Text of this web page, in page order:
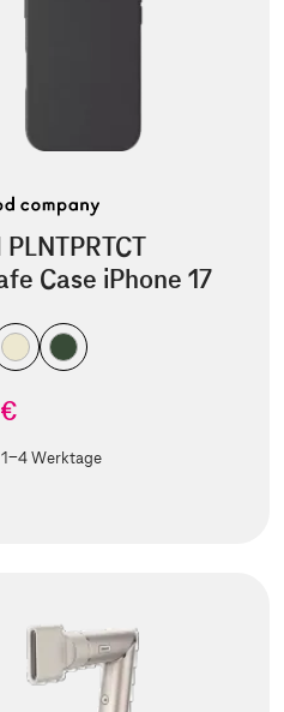
Case iPhone 17
1-4 Werktage